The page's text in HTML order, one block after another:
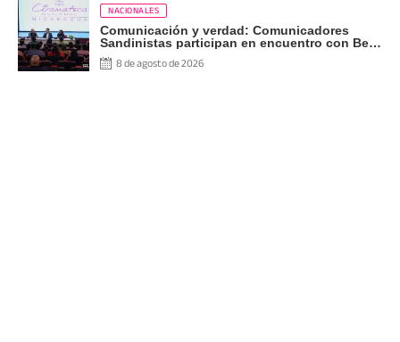
NACIONALES
Comunicación y verdad: Comunicadores
Sandinistas participan en encuentro con Ben
Norton8 de agosto de 2026